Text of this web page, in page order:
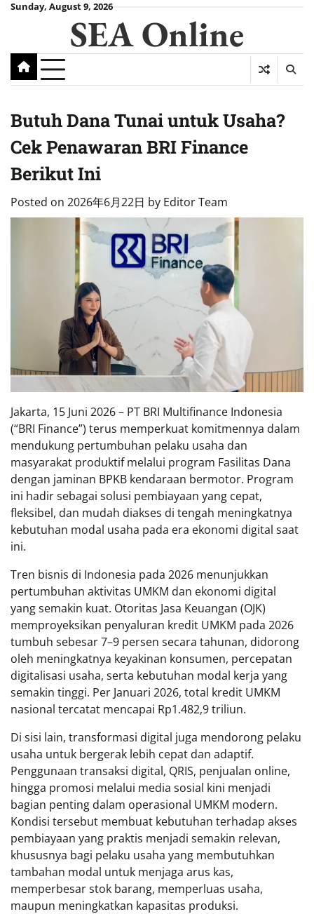
SkipSunday, August 9, 2026
SEA Online
Butuh Dana Tunai untuk Usaha?
Cek Penawaran BRI Finance
Berikut Ini
Posted on 2026年6月22日 by Editor Team
Jakarta, 15 Juni 2026 – PT BRI Multifinance Indonesia
(“BRI Finance”) terus memperkuat komitmennya dalam
mendukung pertumbuhan pelaku usaha dan
masyarakat produktif melalui program Fasilitas Dana
dengan jaminan BPKB kendaraan bermotor. Program
ini hadir sebagai solusi pembiayaan yang cepat,
fleksibel, dan mudah diakses di tengah meningkatnya
kebutuhan modal usaha pada era ekonomi digital saat
ini.
Tren bisnis di Indonesia pada 2026 menunjukkan
pertumbuhan aktivitas UMKM dan ekonomi digital
yang semakin kuat. Otoritas Jasa Keuangan (OJK)
memproyeksikan penyaluran kredit UMKM pada 2026
tumbuh sebesar 7–9 persen secara tahunan, didorong
oleh meningkatnya keyakinan konsumen, percepatan
digitalisasi usaha, serta kebutuhan modal kerja yang
semakin tinggi. Per Januari 2026, total kredit UMKM
nasional tercatat mencapai Rp1.482,9 triliun.
Di sisi lain, transformasi digital juga mendorong pelaku
usaha untuk bergerak lebih cepat dan adaptif.
Penggunaan transaksi digital, QRIS, penjualan online,
hingga promosi melalui media sosial kini menjadi
bagian penting dalam operasional UMKM modern.
Kondisi tersebut membuat kebutuhan terhadap akses
pembiayaan yang praktis menjadi semakin relevan,
khususnya bagi pelaku usaha yang membutuhkan
tambahan modal untuk menjaga arus kas,
memperbesar stok barang, memperluas usaha,
maupun meningkatkan kapasitas produksi.